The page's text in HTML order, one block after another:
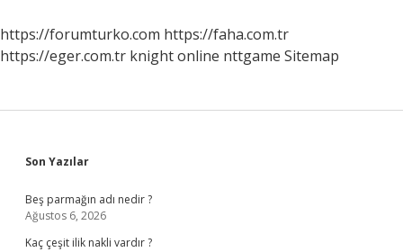
https://forumturko.com https://faha.com.tr
https://eger.com.tr knight online nttgame Sitemap
Sidebar
Son Yazılar
Beş parmağın adı nedir ?
Ağustos 6, 2026
Kaç çeşit ilik nakli vardır ?